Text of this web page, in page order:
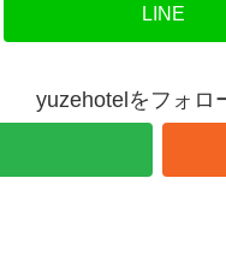
LINE
yuzehotelをフォロ